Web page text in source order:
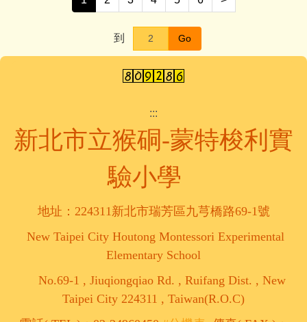
到 Go
:::
新北市立猴硐-蒙特梭利實
驗小學
地址：224311新北市瑞芳區九芎橋路69-1號
New Taipei City Houtong Montessori Experimental
Elementary School
No.69-1 , Jiuqiongqiao Rd. , Ruifang Dist. , New
Taipei City 224311 , Taiwan(R.O.C)